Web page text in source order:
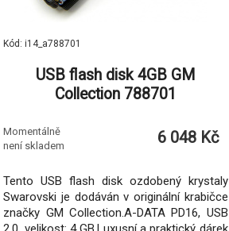
Kód: i14_a788701
USB flash disk 4GB GM
Collection 788701
Momentálně
není skladem
6 048 Kč
Tento USB flash disk ozdobený krystaly
Swarovski je dodáván v originální krabičce
značky GM Collection.A-DATA PD16, USB